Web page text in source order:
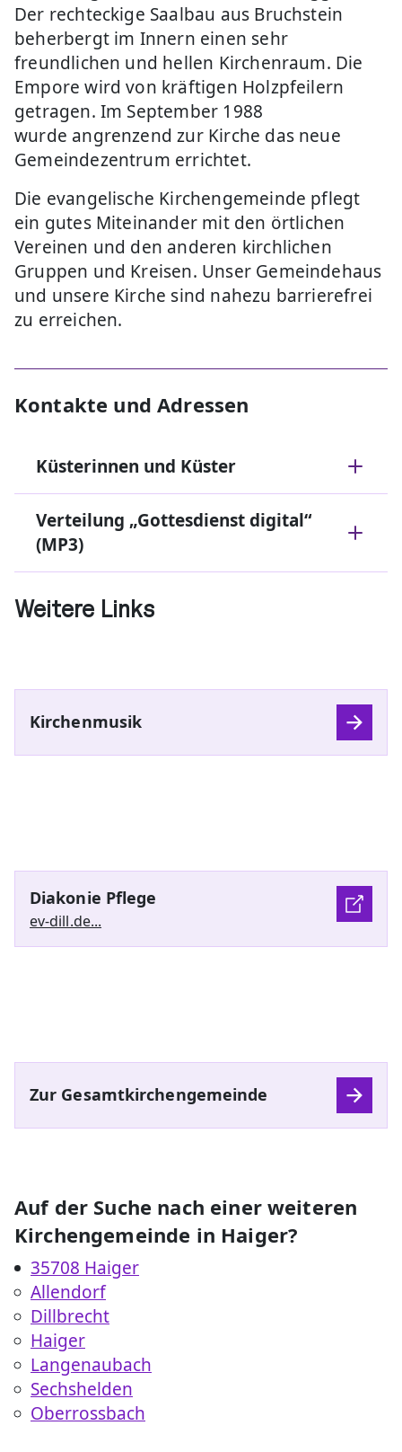
Der rechteckige Saalbau aus Bruchstein
beherbergt im Innern einen sehr
freundlichen und hellen Kirchenraum. Die
Empore wird von kräftigen Holzpfeilern
getragen. Im September 1988
wurde angrenzend zur Kirche das neue
Gemeindezentrum errichtet.
Die evangelische Kirchengemeinde pflegt
ein gutes Miteinander mit den örtlichen
Vereinen und den anderen kirchlichen
Gruppen und Kreisen. Unser Gemeindehaus
und unsere Kirche sind nahezu barrierefrei
zu erreichen.
Kontakte und Adressen
Küsterinnen und Küster
Verteilung „Gottesdienst digital“
(MP3)
Weitere Links
Kirchenmusik
Diakonie Pflege
ev-dill.de...
Zur Gesamtkirchengemeinde
Auf der Suche nach einer weiteren
Kirchengemeinde in Haiger?
35708 Haiger
Allendorf
Dillbrecht
Haiger
Langenaubach
Sechshelden
Oberrossbach